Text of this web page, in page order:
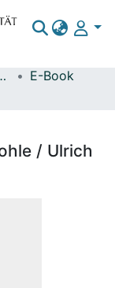
E-Book
/ Ulrich